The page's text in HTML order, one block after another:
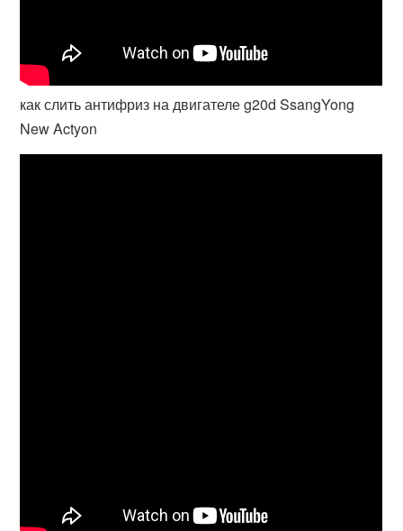
как слить антифриз на двигателе g20d SsangYong
New Actyon